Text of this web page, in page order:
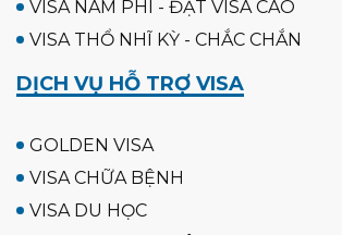
VISA NAM PHI - ĐẠT VISA CAO
VISA THỔ NHĨ KỲ - CHẮC CHẮN
DỊCH VỤ HỖ TRỢ VISA
GOLDEN VISA
VISA CHỮA BỆNH
VISA DU HỌC